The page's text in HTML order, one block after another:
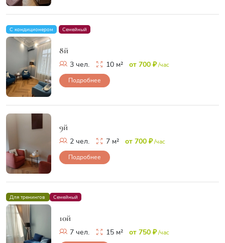
С кондиционером Семейный
8й
3 чел. 10 м² от 700 ₽/час
Подробнее
9й
2 чел. 7 м² от 700 ₽/час
Подробнее
Для тренингов Семейный
10й
7 чел. 15 м² от 750 ₽/час